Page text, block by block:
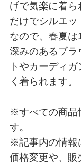
げで気楽に着ら
だけでシルエッ
なので、春夏は
深みのあるブラ
トやカーディ
く着られます。
※すべての商品
す。
※記事内の情報
価格変更や、販